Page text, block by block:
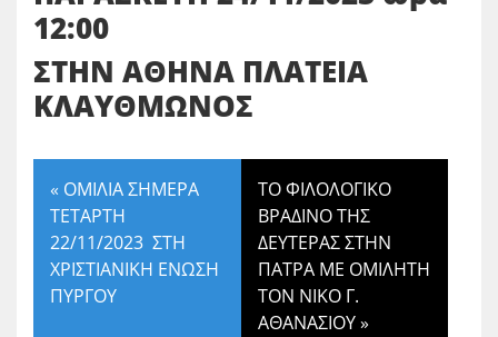
12:00
ΣΤΗΝ ΑΘΗΝΑ ΠΛΑΤΕΙΑ
ΚΛΑΥΘΜΩΝΟΣ
« ΟΜΙΛΙΑ ΣΗΜΕΡΑ
ΤΕΤΑΡΤΗ
22/11/2023 ΣΤΗ
ΧΡΙΣΤΙΑΝΙΚΗ ΕΝΩΣΗ
ΠΥΡΓΟΥ
ΤΟ ΦΙΛΟΛΟΓΙΚΟ
ΒΡΑΔΙΝΟ ΤΗΣ
ΔΕΥΤΕΡΑΣ ΣΤΗΝ
ΠΑΤΡΑ ΜΕ ΟΜΙΛΗΤΗ
ΤΟΝ ΝΙΚΟ Γ.
ΑΘΑΝΑΣΙΟΥ»